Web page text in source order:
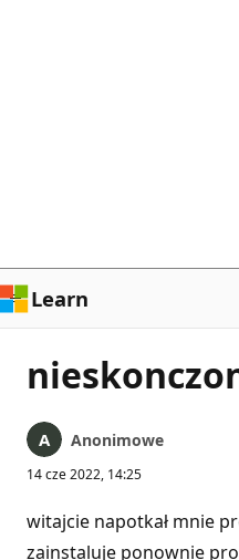
Learn
Anonimowe
14 cze 2022, 14:25
witajcie napotkał mnie
zainstaluje ponownie